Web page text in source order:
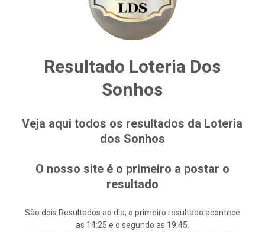
Resultado Loteria Dos
Sonhos
Veja aqui todos os resultados da Loteria
dos Sonhos
O nosso site é o primeiro a postar o
resultado
São dois Resultados ao dia, o primeiro resultado acontece
as 14:25 e o segundo as 19:45.